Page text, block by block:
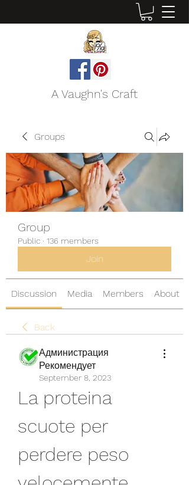
A Vaughn's Craft
Groups
Group
Public · 136 members
Join
Discussion Media Members About
Back
Администрация
Рекомендует
September 8, 2023
La proteina
scuote per
perdere peso